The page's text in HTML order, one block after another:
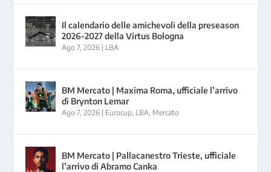
Il calendario delle amichevoli della preseason
2026-2027 della Virtus Bologna
Ago 7, 2026 | LBA
BM Mercato | Maxima Roma, ufficiale l’arrivo
di Brynton Lemar
Ago 7, 2026 | Eurocup LBA Mercato
BM Mercato | Pallacanestro Trieste, ufficiale
l’arrivo di Abramo Canka